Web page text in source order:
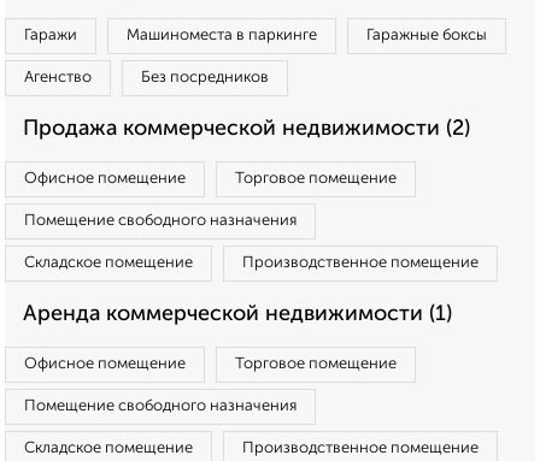
Гаражи Машиноместа в паркинге Гаражные боксы
Агенство Без посредников
Продажа коммерческой недвижимости (2)
Офисное помещение Торговое помещение
Помещение свободного назначения
Складское помещение Производственное помещение
Аренда коммерческой недвижимости (1)
Офисное помещение Торговое помещение
Помещение свободного назначения
Складское помещение Производственное помещение